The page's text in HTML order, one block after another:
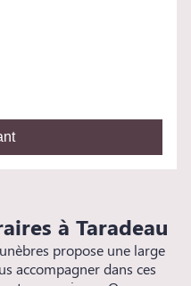
à Taradeau
propose une large
accompagner dans ces